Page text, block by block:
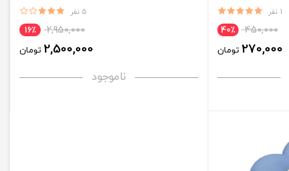
1 نفر
450,000 40٪
270,000 تومان
5 نفر
2,950,000 16٪
2,500,000 تومان
ناموجود